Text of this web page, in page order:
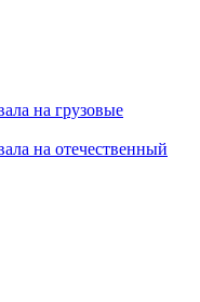
на грузовые
на отечественный